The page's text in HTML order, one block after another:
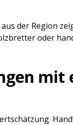
der Region
oder
mit